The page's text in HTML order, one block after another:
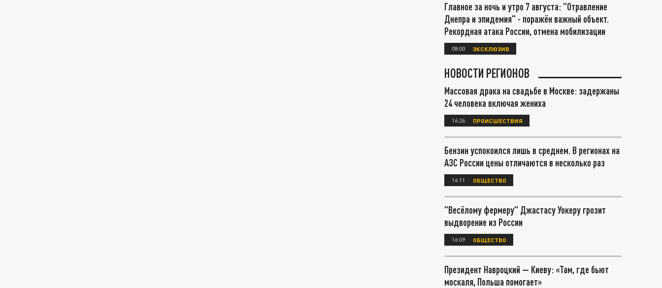
Главное за ночь и утро 7 августа: "Отравление
Днепра и эпидемия" - поражён важный объект.
Рекордная атака России, отмена мобилизации
08:00 ЭКСКЛЮЗИВ
НОВОСТИ РЕГИОНОВ
Массовая драка на свадьбе в Москве: задержаны
24 человека включая жениха
16:26 ПРОИСШЕСТВИЯ
Бензин успокоился лишь в среднем. В регионах на
АЗС России цены отличаются в несколько раз
16:11 ОБЩЕСТВО
"Весёлому фермеру" Джастасу Уокеру грозит
выдворение из России
16:09 ОБЩЕСТВО
Президент Навроцкий — Киеву: «Там, где бьют
москаля, Польша помогает»